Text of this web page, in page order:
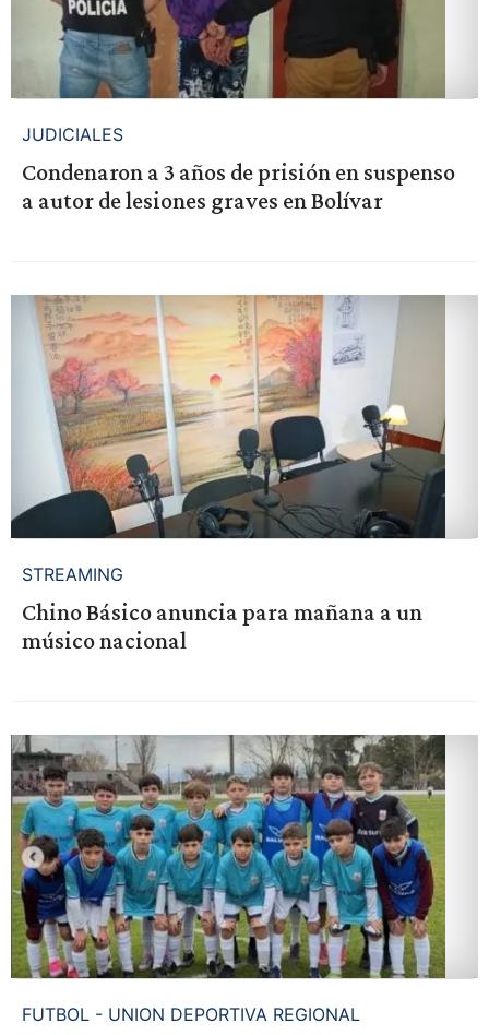
JUDICIALES
Condenaron a 3 años de prisión en suspenso
a autor de lesiones graves en Bolívar
STREAMING
Chino Básico anuncia para mañana a un
músico nacional
FUTBOL - UNION DEPORTIVA REGIONAL